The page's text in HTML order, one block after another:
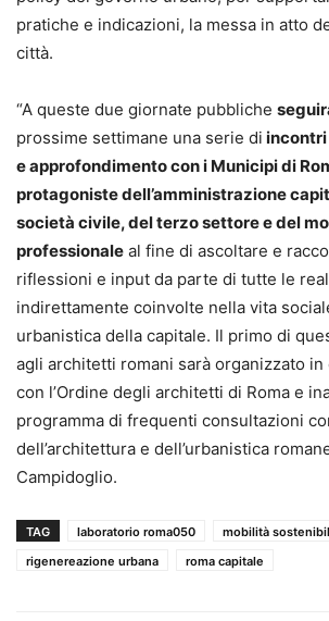
pratiche e indicazioni, la messa in atto
città.
“A queste due giornate pubbliche
prossime settimane una serie di
e approfondimento con i Municipi di
protagoniste dell’amministrazione
società civile, del terzo settore e del
professionale al fine di ascoltare e
riflessioni e input da parte di tutte le
indirettamente coinvolte nella vita
urbanistica della capitale. Il primo di
agli architetti romani sarà organizzato in
con l’Ordine degli architetti di Roma e
programma di frequenti consultazioni
dell’architettura e dell’urbanistica
Campidoglio.
TAG laboratorio roma050
mobilità
rigenereazione urbana
roma capitale